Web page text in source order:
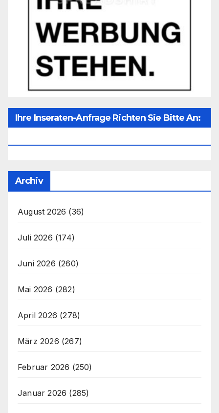
Ihre Inseraten-Anfrage Richten Sie Bitte An:
Archiv
August 2026 (36)
Juli 2026 (174)
Juni 2026 (260)
Mai 2026 (282)
April 2026 (278)
März 2026 (267)
Februar 2026 (250)
Januar 2026 (285)